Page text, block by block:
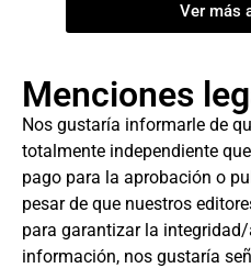
Ver más
Menciones
Nos gustaría informarle de
totalmente independiente
pago para la aprobación o
pesar de que nuestros
para garantizar la
información, nos gustaría